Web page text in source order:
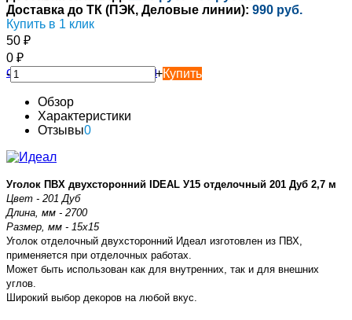
Доставка до ТК (ПЭК, Деловые линии): 990 руб.
Купить в 1 клик
50 ₽
0 ₽
-
+Купить
Обзор
Характеристики
Отзывы0
Уголок ПВХ двухсторонний IDEAL У15 отделочный 201 Дуб 2,7 м
Цвет - 201 Дуб
Длина, мм - 2700
Размер, мм - 15х15
Уголок отделочный двухсторонний Идеал изготовлен из ПВХ,
применяется при отделочных работах.
Может быть использован как для внутренних, так и для внешних
углов.
Широкий выбор декоров на любой вкус.